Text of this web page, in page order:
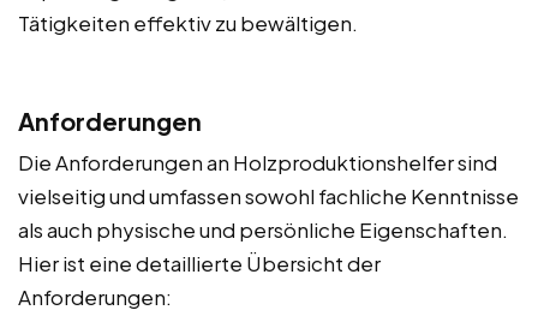
Tätigkeiten effektiv zu bewältigen.
Anforderungen
Die Anforderungen an Holzproduktionshelfer sind
vielseitig und umfassen sowohl fachliche Kenntnisse
als auch physische und persönliche Eigenschaften.
Hier ist eine detaillierte Übersicht der
Anforderungen: